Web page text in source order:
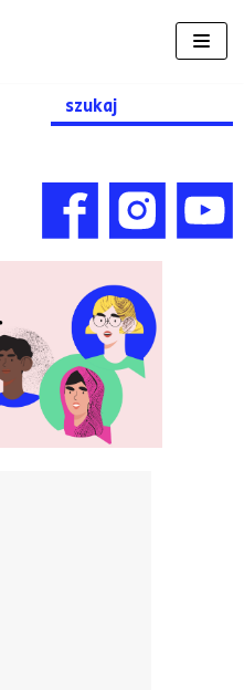
Search
for: